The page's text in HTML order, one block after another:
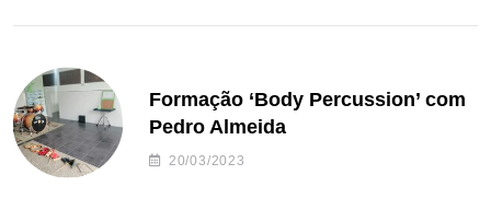
Formação ‘Body Percussion’ com
Pedro Almeida
20/03/2023